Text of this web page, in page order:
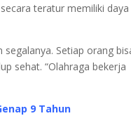
teratur memiliki daya
Setiap orang
sehat. “Olahraga bekerja
9 Tahun